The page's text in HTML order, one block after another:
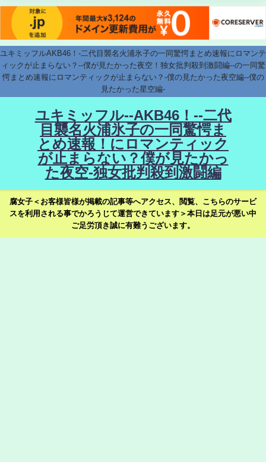
ユキミッフルAKB46！-二代目襲名火浦氷子の一同驚愕まとめ速報にロマンテ
ィックが止まらない？--僕が見たかった夜空！独女批判殺到激闘編--の一同驚
愕まとめ速報にロマンティックが止まらない？-僕の見たかった夜空編--僕の
見たかった星空編-
ユキミッフル--AKB46！--二代
目襲名火浦氷子の一同驚愕ま
とめ速報！にロマンティック
が止まらない？僕が見たかっ
た夜空-独女批判殺到激闘編
腐女子＜お客様皆様が掲載の記事等へアクセス、閲覧、こちらのサービ
スを利用される事でかろうじて運営できています＞本日は足元が悪い中
ご足労頂き誠に有難うございます。